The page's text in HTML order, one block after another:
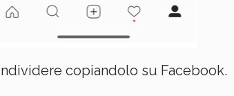
copiandolo su Facebook.